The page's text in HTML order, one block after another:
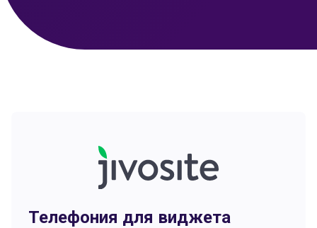
Телефония для виджета